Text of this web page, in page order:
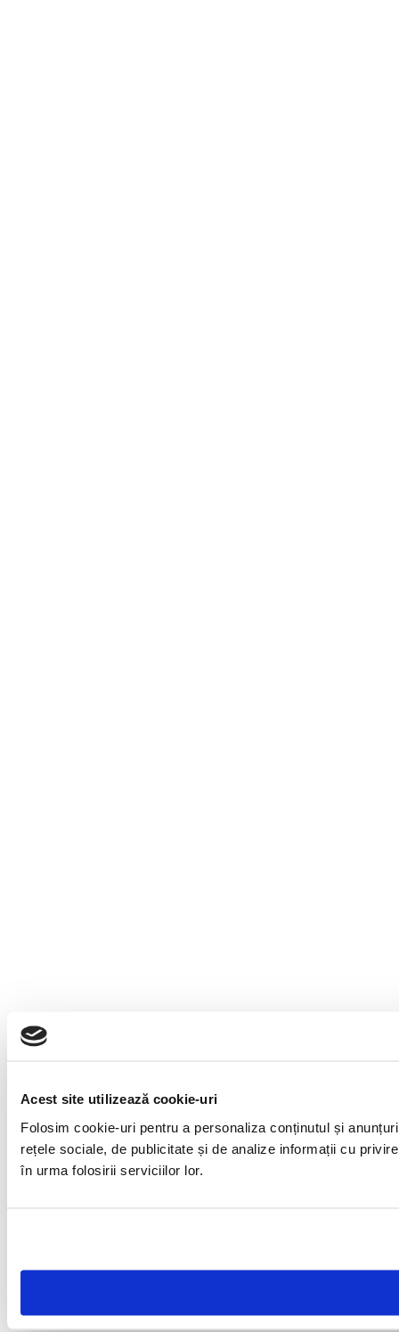
Acest site utilizează cookie-uri
Folosim cookie-uri pentru a personaliza conținutul și
rețele sociale, de publicitate și de analize informații cu
în urma folosirii serviciilor lor.